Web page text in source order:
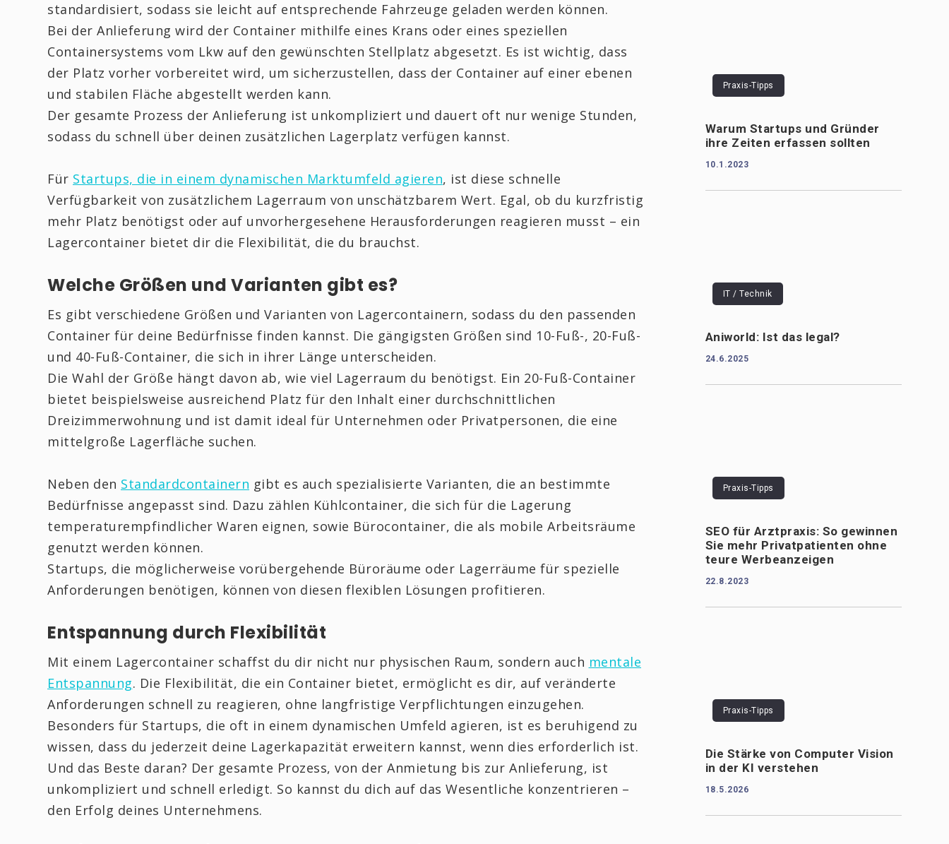
standardisiert, sodass sie leicht auf entsprechende Fahrzeuge geladen werden können.
Bei der Anlieferung wird der Container mithilfe eines Krans oder eines speziellen
Containersystems vom Lkw auf den gewünschten Stellplatz abgesetzt. Es ist wichtig, dass
der Platz vorher vorbereitet wird, um sicherzustellen, dass der Container auf einer ebenen
und stabilen Fläche abgestellt werden kann.
Der gesamte Prozess der Anlieferung ist unkompliziert und dauert oft nur wenige Stunden,
sodass du schnell über deinen zusätzlichen Lagerplatz verfügen kannst.
Für Startups, die in einem dynamischen Marktumfeld agieren, ist diese schnelle
Verfügbarkeit von zusätzlichem Lagerraum von unschätzbarem Wert. Egal, ob du kurzfristig
mehr Platz benötigst oder auf unvorhergesehene Herausforderungen reagieren musst – ein
Lagercontainer bietet dir die Flexibilität, die du brauchst.
Welche Größen und Varianten gibt es?
Es gibt verschiedene Größen und Varianten von Lagercontainern, sodass du den passenden
Container für deine Bedürfnisse finden kannst. Die gängigsten Größen sind 10-Fuß-, 20-Fuß-
und 40-Fuß-Container, die sich in ihrer Länge unterscheiden.
Die Wahl der Größe hängt davon ab, wie viel Lagerraum du benötigst. Ein 20-Fuß-Container
bietet beispielsweise ausreichend Platz für den Inhalt einer durchschnittlichen
Dreizimmerwohnung und ist damit ideal für Unternehmen oder Privatpersonen, die eine
mittelgroße Lagerfläche suchen.
Neben den Standardcontainern gibt es auch spezialisierte Varianten, die an bestimmte
Bedürfnisse angepasst sind. Dazu zählen Kühlcontainer, die sich für die Lagerung
temperaturempfindlicher Waren eignen, sowie Bürocontainer, die als mobile Arbeitsräume
genutzt werden können.
Startups, die möglicherweise vorübergehende Büroräume oder Lagerräume für spezielle
Anforderungen benötigen, können von diesen flexiblen Lösungen profitieren.
Entspannung durch Flexibilität
Mit einem Lagercontainer schaffst du dir nicht nur physischen Raum, sondern auch mentale
Entspannung. Die Flexibilität, die ein Container bietet, ermöglicht es dir, auf veränderte
Anforderungen schnell zu reagieren, ohne langfristige Verpflichtungen einzugehen.
Besonders für Startups, die oft in einem dynamischen Umfeld agieren, ist es beruhigend zu
wissen, dass du jederzeit deine Lagerkapazität erweitern kannst, wenn dies erforderlich ist.
Und das Beste daran? Der gesamte Prozess, von der Anmietung bis zur Anlieferung, ist
unkompliziert und schnell erledigt. So kannst du dich auf das Wesentliche konzentrieren –
den Erfolg deines Unternehmens.
Praxis-Tipps
Warum Startups und Gründer
ihre Zeiten erfassen sollten
10.1.2023
IT / Technik
Aniworld: Ist das legal?
24.6.2025
Praxis-Tipps
SEO für Arztpraxis: So gewinnen
Sie mehr Privatpatienten ohne
teure Werbeanzeigen
22.8.2023
Praxis-Tipps
Die Stärke von Computer Vision
in der KI verstehen
18.5.2026